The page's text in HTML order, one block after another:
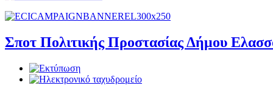
Σποτ Πολιτικής Προστασίας Δήμου